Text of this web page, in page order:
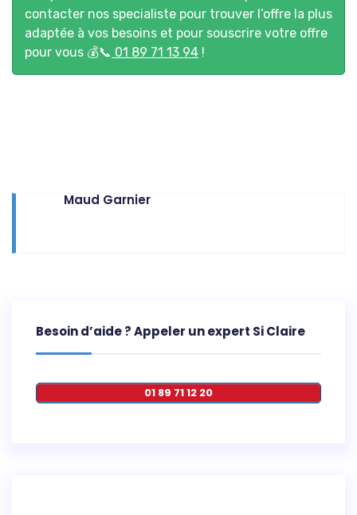
contacter nos specialiste pour trouver l’offre la plus
adaptée à vos besoins et pour souscrire votre offre
pour vous 💰📞 01 89 71 13 94 !
Maud Garnier
Besoin d’aide ? Appeler un expert Si Claire
01 89 71 12 20